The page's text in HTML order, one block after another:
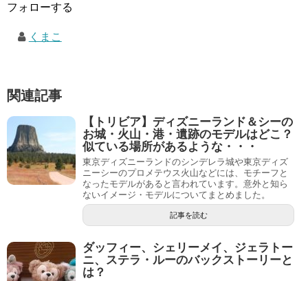
フォローする
くまこ
関連記事
【トリビア】ディズニーランド＆シーの
お城・火山・港・遺跡のモデルはどこ？
似ている場所があるような・・・
東京ディズニーランドのシンデレラ城や東京ディズ
ニーシーのプロメテウス火山などには、モチーフと
なったモデルがあると言われています。意外と知ら
ないイメージ・モデルについてまとめました。
記事を読む
ダッフィー、シェリーメイ、ジェラトー
ニ、ステラ・ルーのバックストーリーと
は？